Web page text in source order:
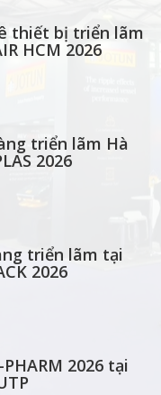
thiết bị triển lãm
HCM 2026
triển lãm Hà
2026
triển lãm tại
2026
2026 tại